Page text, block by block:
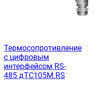
Термосопротивление
с цифровым
интерфейсом RS-
485 дТС105М.RS